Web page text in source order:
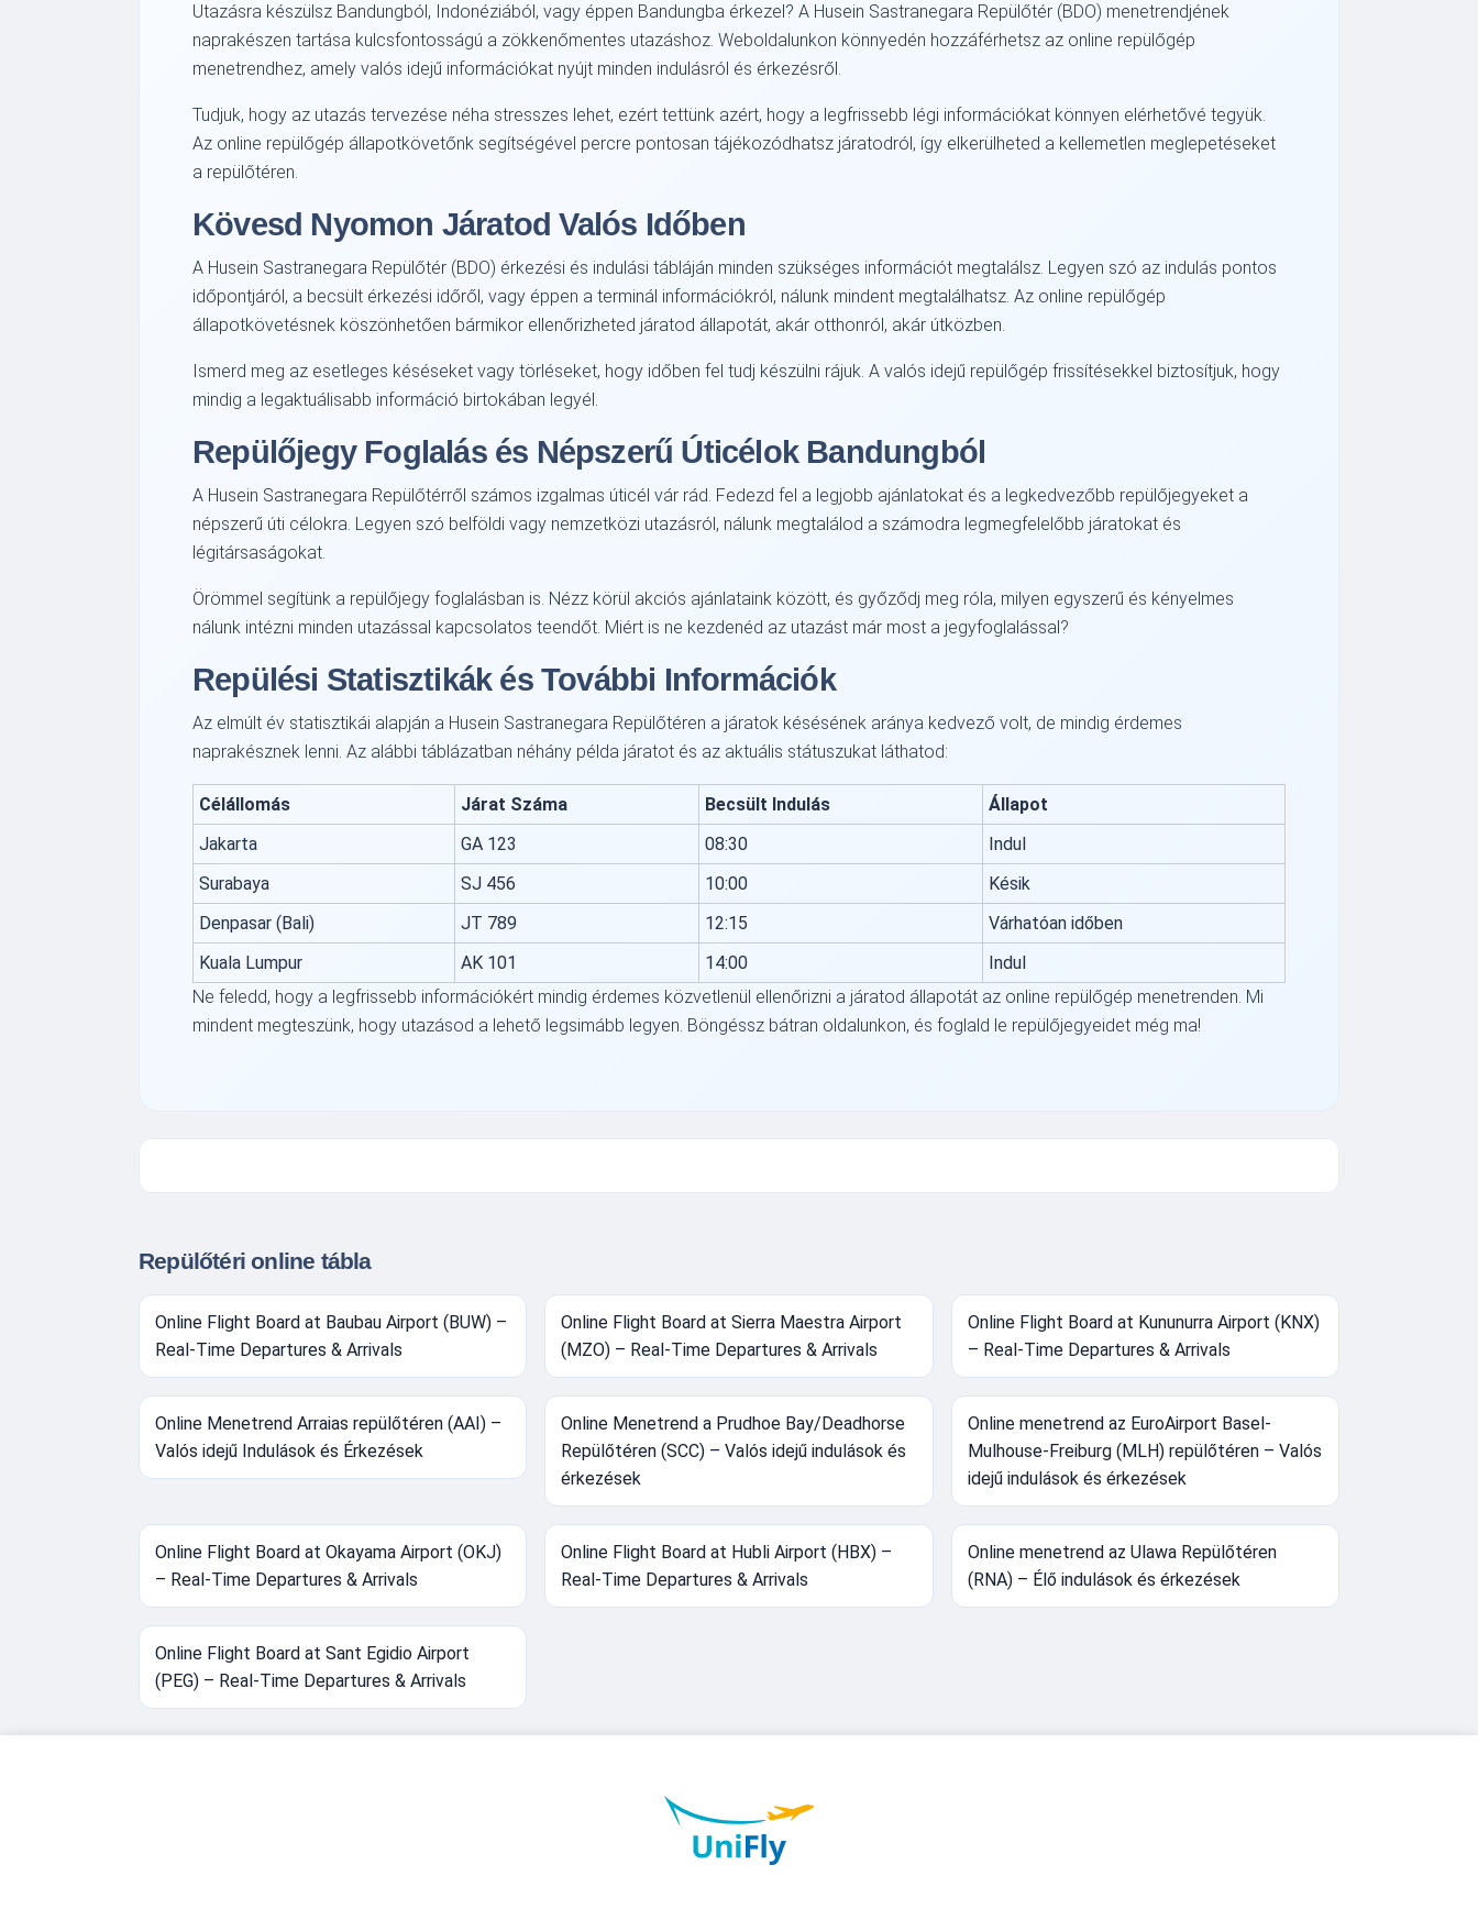
Utazásra készülsz Bandungból, Indonéziából, vagy éppen Bandungba érkezel? A Husein Sastranegara Repülőtér (BDO) menetrendjének
naprakészen tartása kulcsfontosságú a zökkenőmentes utazáshoz. Weboldalunkon könnyedén hozzáférhetsz az online repülőgép
menetrendhez, amely valós idejű információkat nyújt minden indulásról és érkezésről.
Tudjuk, hogy az utazás tervezése néha stresszes lehet, ezért tettünk azért, hogy a legfrissebb légi információkat könnyen elérhetővé tegyük.
Az online repülőgép állapotkövetőnk segítségével percre pontosan tájékozódhatsz járatodról, így elkerülheted a kellemetlen meglepetéseket
a repülőtéren.
Kövesd Nyomon Járatod Valós Időben
A Husein Sastranegara Repülőtér (BDO) érkezési és indulási tábláján minden szükséges információt megtalálsz. Legyen szó az indulás pontos
időpontjáról, a becsült érkezési időről, vagy éppen a terminál információkról, nálunk mindent megtalálhatsz. Az online repülőgép
állapotkövetésnek köszönhetően bármikor ellenőrizheted járatod állapotát, akár otthonról, akár útközben.
Ismerd meg az esetleges késéseket vagy törléseket, hogy időben fel tudj készülni rájuk. A valós idejű repülőgép frissítésekkel biztosítjuk, hogy
mindig a legaktuálisabb információ birtokában legyél.
Repülőjegy Foglalás és Népszerű Úticélok Bandungból
A Husein Sastranegara Repülőtérről számos izgalmas úticél vár rád. Fedezd fel a legjobb ajánlatokat és a legkedvezőbb repülőjegyeket a
népszerű úti célokra. Legyen szó belföldi vagy nemzetközi utazásról, nálunk megtalálod a számodra legmegfelelőbb járatokat és
légitársaságokat.
Örömmel segítünk a repülőjegy foglalásban is. Nézz körül akciós ajánlataink között, és győződj meg róla, milyen egyszerű és kényelmes
nálunk intézni minden utazással kapcsolatos teendőt. Miért is ne kezdenéd az utazást már most a jegyfoglalással?
Repülési Statisztikák és További Információk
Az elmúlt év statisztikái alapján a Husein Sastranegara Repülőtéren a járatok késésének aránya kedvező volt, de mindig érdemes
naprakésznek lenni. Az alábbi táblázatban néhány példa járatot és az aktuális státuszukat láthatod:
Célállomás Járat Száma Becsült Indulás
Állapot
Jakarta
GA 123 08:30
Indul
Surabaya
SJ 456 10:00
Késik
Denpasar (Bali)
JT 789 12:15
Várhatóan időben
Kuala Lumpur
AK 101 14:00
Indul
Ne feledd, hogy a legfrissebb információkért mindig érdemes közvetlenül ellenőrizni a járatod állapotát az online repülőgép menetrenden. Mi
mindent megteszünk, hogy utazásod a lehető legsimább legyen. Böngéssz bátran oldalunkon, és foglald le repülőjegyeidet még ma!
Repülőtéri online tábla
Online Flight Board at Baubau Airport (BUW) –
Real-Time Departures & Arrivals
Online Flight Board at Sierra Maestra Airport
(MZO) – Real-Time Departures & Arrivals
Online Flight Board at Kununurra Airport (KNX)
– Real-Time Departures & Arrivals
Online Menetrend Arraias repülőtéren (AAI) –
Valós idejű Indulások és Érkezések
Online Menetrend a Prudhoe Bay/Deadhorse
Repülőtéren (SCC) – Valós idejű indulások és
érkezések
Online menetrend az EuroAirport Basel-
Mulhouse-Freiburg (MLH) repülőtéren – Valós
idejű indulások és érkezések
Online Flight Board at Okayama Airport (OKJ)
– Real-Time Departures & Arrivals
Online Flight Board at Hubli Airport (HBX) –
Real-Time Departures & Arrivals
Online menetrend az Ulawa Repülőtéren
(RNA) – Élő indulások és érkezések
Online Flight Board at Sant Egidio Airport
(PEG) – Real-Time Departures & Arrivals